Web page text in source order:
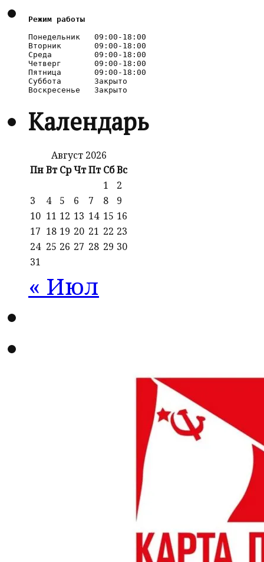
Режим работы
Понедельник   09:00-18:00
Вторник       09:00-18:00
Среда         09:00-18:00
Четверг       09:00-18:00
Пятница       09:00-18:00
Суббота       Закрыто
Календарь
Август 2026
ПнВт СрЧтПт СбВс
1
2
3
4 5 6 7 8
9
10 11 12 13 14 15 16
17 18 19 20 21 22 23
24 25 26 27 28 29 30
31
« Июл